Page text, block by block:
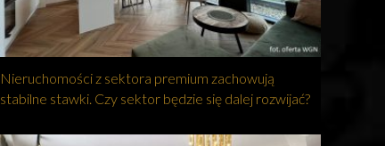
Nieruchomości z sektora premium zachowują
stabilne stawki. Czy sektor będzie się dalej rozwijać?